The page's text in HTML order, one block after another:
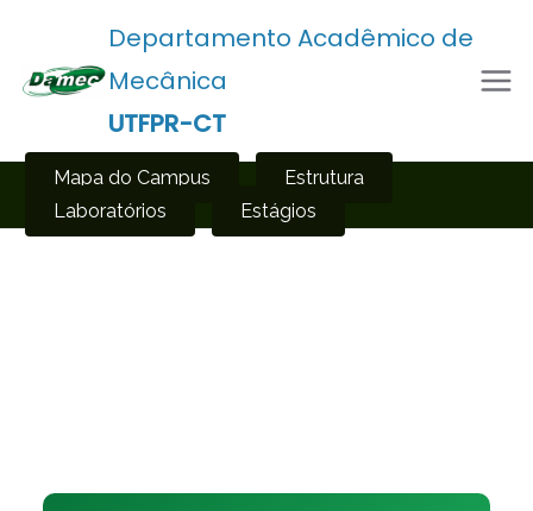
Departamento Acadêmico de
Mecânica
UTFPR-CT
Mapa do Campus
Estrutura
Laboratórios
Estágios